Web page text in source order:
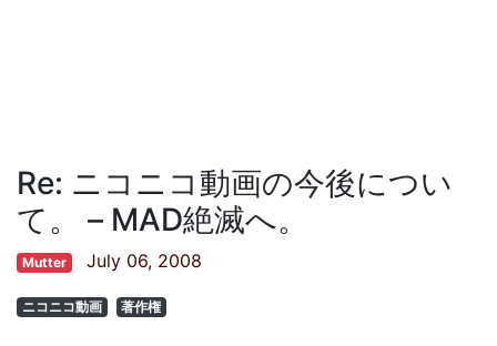
Re: ニコニコ動画の今後につい
て。 – MAD絶滅へ。
Mutter July 06, 2008
ニコニコ動画 著作権